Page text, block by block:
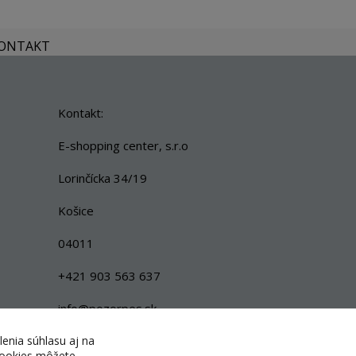
Kontakt:
E-shopping center, s.r.o
Lorinčícka 34/19
Košice
04011
+421 903 563 637
info@pozorpes.sk
súhlasu aj na